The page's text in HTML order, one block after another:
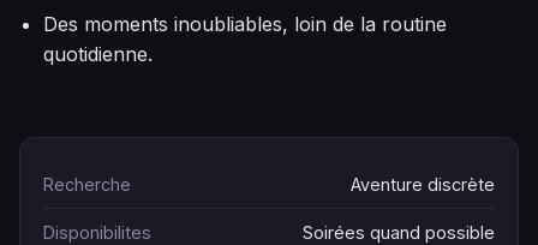
Des moments inoubliables, loin de la routine
quotidienne.
Recherche Aventure discrète
Disponibilites Soirées quand possible